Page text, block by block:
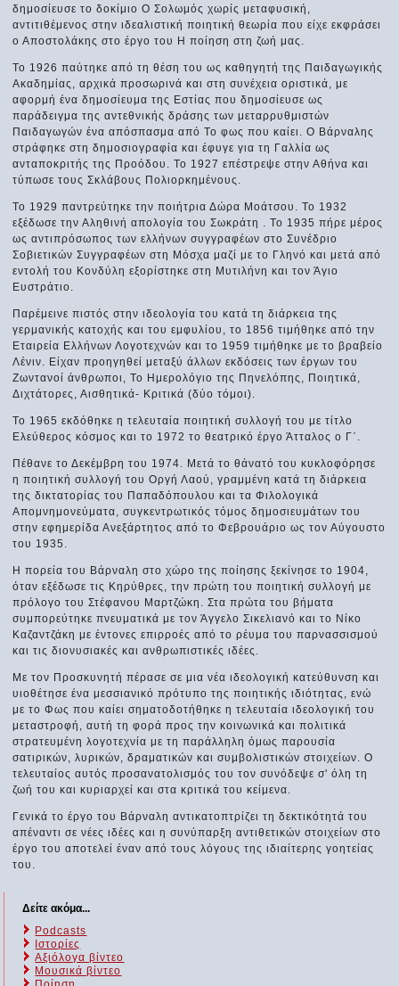
δημοσίευσε το δοκίμιο Ο Σολωμός χωρίς μεταφυσική,
αντιτιθέμενος στην ιδεαλιστική ποιητική θεωρία που είχε εκφράσει
ο Αποστολάκης στο έργο του Η ποίηση στη ζωή μας.
Το 1926 παύτηκε από τη θέση του ως καθηγητή της Παιδαγωγικής
Ακαδημίας, αρχικά προσωρινά και στη συνέχεια οριστικά, με
αφορμή ένα δημοσίευμα της Εστίας που δημοσίευσε ως
παράδειγμα της αντεθνικής δράσης των μεταρρυθμιστών
Παιδαγωγών ένα απόσπασμα από Το φως που καίει. Ο Βάρναλης
στράφηκε στη δημοσιογραφία και έφυγε για τη Γαλλία ως
ανταποκριτής της Προόδου. Το 1927 επέστρεψε στην Αθήνα και
τύπωσε τους Σκλάβους Πολιορκημένους.
Το 1929 παντρεύτηκε την ποιήτρια Δώρα Μοάτσου. Το 1932
εξέδωσε την Αληθινή απολογία του Σωκράτη . Το 1935 πήρε μέρος
ως αντιπρόσωπος των ελλήνων συγγραφέων στο Συνέδριο
Σοβιετικών Συγγραφέων στη Μόσχα μαζί με το Γληνό και μετά από
εντολή του Κονδύλη εξορίστηκε στη Μυτιλήνη και τον Άγιο
Ευστράτιο.
Παρέμεινε πιστός στην ιδεολογία του κατά τη διάρκεια της
γερμανικής κατοχής και του εμφυλίου, το 1856 τιμήθηκε από την
Εταιρεία Ελλήνων Λογοτεχνών και το 1959 τιμήθηκε με το βραβείο
Λένιν. Είχαν προηγηθεί μεταξύ άλλων εκδόσεις των έργων του
Ζωντανοί άνθρωποι, Το Ημερολόγιο της Πηνελόπης, Ποιητικά,
Διχτάτορες, Αισθητικά- Κριτικά (δύο τόμοι).
Το 1965 εκδόθηκε η τελευταία ποιητική συλλογή του με τίτλο
Ελεύθερος κόσμος και το 1972 το θεατρικό έργο Άτταλος ο Γ΄.
Πέθανε το Δεκέμβρη του 1974. Μετά το θάνατό του κυκλοφόρησε
η ποιητική συλλογή του Οργή Λαού, γραμμένη κατά τη διάρκεια
της δικτατορίας του Παπαδόπουλου και τα Φιλολογικά
Απομνημονεύματα, συγκεντρωτικός τόμος δημοσιευμάτων του
στην εφημερίδα Ανεξάρτητος από το Φεβρουάριο ως τον Αύγουστο
του 1935.
Η πορεία του Βάρναλη στο χώρο της ποίησης ξεκίνησε το 1904,
όταν εξέδωσε τις Κηρύθρες, την πρώτη του ποιητική συλλογή με
πρόλογο του Στέφανου Μαρτζώκη. Στα πρώτα του βήματα
συμπορεύτηκε πνευματικά με τον Άγγελο Σικελιανό και το Νίκο
Καζαντζάκη με έντονες επιρροές από το ρέυμα του παρνασσισμού
και τις διονυσιακές και ανθρωπιστικές ιδέες.
Με τον Προσκυνητή πέρασε σε μια νέα ιδεολογική κατεύθυνση και
υιοθέτησε ένα μεσσιανικό πρότυπο της ποιητικής ιδιότητας, ενώ
με το Φως που καίει σηματοδοτήθηκε η τελευταία ιδεολογική του
μεταστροφή, αυτή τη φορά προς την κοινωνικά και πολιτικά
στρατευμένη λογοτεχνία με τη παράλληλη όμως παρουσία
σατιρικών, λυρικών, δραματικών και συμβολιστικών στοιχείων. Ο
τελευταίος αυτός προσανατολισμός του τον συνόδεψε σ' όλη τη
ζωή του και κυριαρχεί και στα κριτικά του κείμενα.
Γενικά το έργο του Βάρναλη αντικατοπτρίζει τη δεκτικότητά του
απέναντι σε νέες ιδέες και η συνύπαρξη αντιθετικών στοιχείων στο
έργο του αποτελεί έναν από τους λόγους της ιδιαίτερης γοητείας
του.
Δείτε ακόμα...
Podcasts
Ιστορίες
Αξιόλογα βίντεο
Μουσικά βίντεο